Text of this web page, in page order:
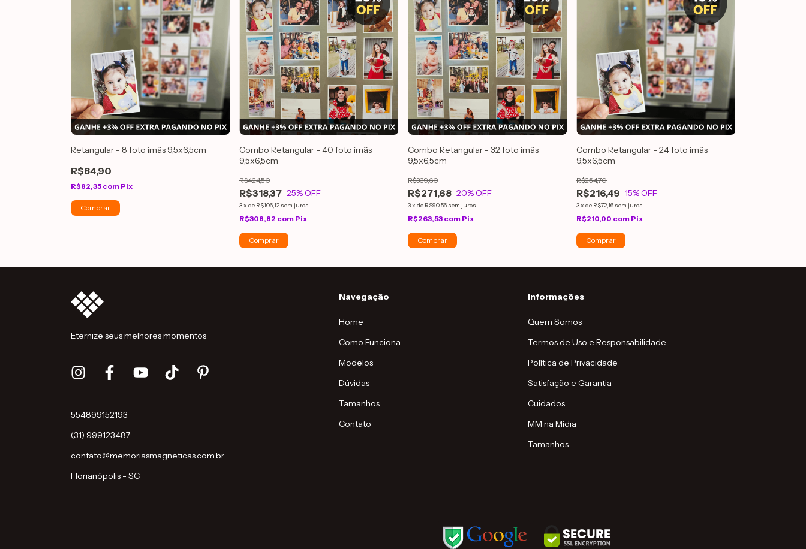
Retangular - 8 foto ímãs 9,5x6,5cm
R$84,90
R$82,35 com Pix
Combo Retangular - 40 foto ímãs
9,5x6,5cm
R$318,37
R$424,50
25% OFF
3x de R$106,12 sem juros
R$308,82 com Pix
Combo Retangular - 32 foto ímãs
9,5x6,5cm
R$271,68
R$339,60
20% OFF
3x de R$90,56 sem juros
R$263,53 com Pix
Combo Retangular - 24 foto ímãs
9,5x6,5cm
R$216,49
R$254,70
15% OFF
3x de R$72,16 sem juros
R$210,00 com Pix
Eternize seus melhores momentos
554899152193
(31) 999123487
contato@memoriasmagneticas.com.br
Florianópolis - SC
Navegação
Home
Como Funciona
Modelos
Dúvidas
Tamanhos
Contato
Informações
Quem Somos
Termos de Uso e Responsabilidade
Política de Privacidade
Satisfação e Garantia
Cuidados
MM na Mídia
Tamanhos